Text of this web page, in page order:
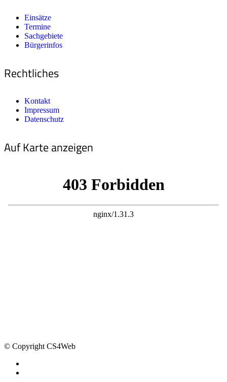
Einsätze
Termine
Sachgebiete
Bürgerinfos
Rechtliches
Kontakt
Impressum
Datenschutz
Auf Karte anzeigen
© Copyright CS4Web